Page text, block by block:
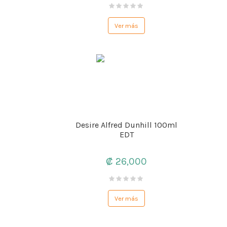
Ver más
Desire Alfred Dunhill 100ml
EDT
₡ 26,000
Ver más